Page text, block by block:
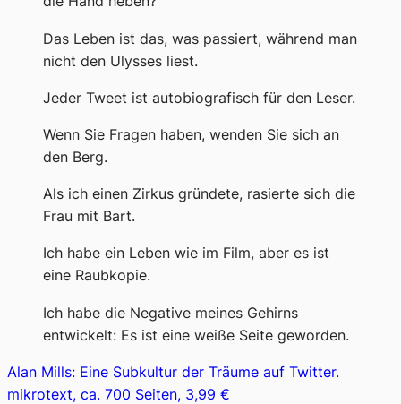
Das Leben ist das, was passiert, während man
nicht den Ulysses liest.
Jeder Tweet ist autobiografisch für den Leser.
Wenn Sie Fragen haben, wenden Sie sich an
den Berg.
Als ich einen Zirkus gründete, rasierte sich die
Frau mit Bart.
Ich habe ein Leben wie im Film, aber es ist
eine Raubkopie.
Ich habe die Negative meines Gehirns
entwickelt: Es ist eine weiße Seite geworden.
Alan Mills: Eine Subkultur der Träume auf Twitter.
mikrotext, ca. 700 Seiten, 3,99 €